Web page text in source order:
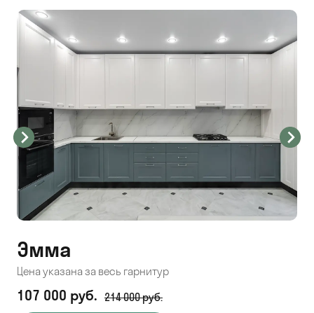
Эмма
Цена указана за весь гарнитур
107 000 руб. 214 000 руб.